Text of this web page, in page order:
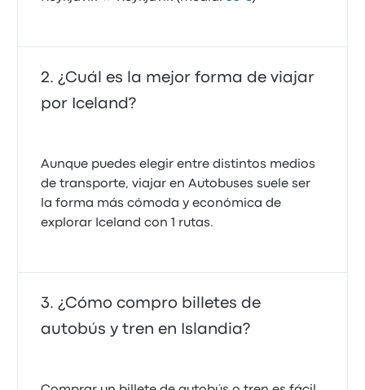
¿Cuál es la mejor forma de viajar
por Iceland?
Aunque puedes elegir entre distintos medios
de transporte, viajar en Autobuses suele ser
la forma más cómoda y económica de
explorar Iceland con 1 rutas.
¿Cómo compro billetes de
autobús y tren en Islandia?